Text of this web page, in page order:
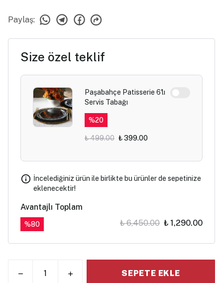
Paylaş:
Size özel teklif
Paşabahçe Patisserie 6'lı
Servis Tabağı
%20
₺ 499.00 ₺ 399.00
İncelediğiniz ürün ile birlikte bu ürünler de sepetinize
eklenecektir!
Avantajlı Toplam
%80 ₺ 6,450.00 ₺ 1,290.00
SEPETE EKLE